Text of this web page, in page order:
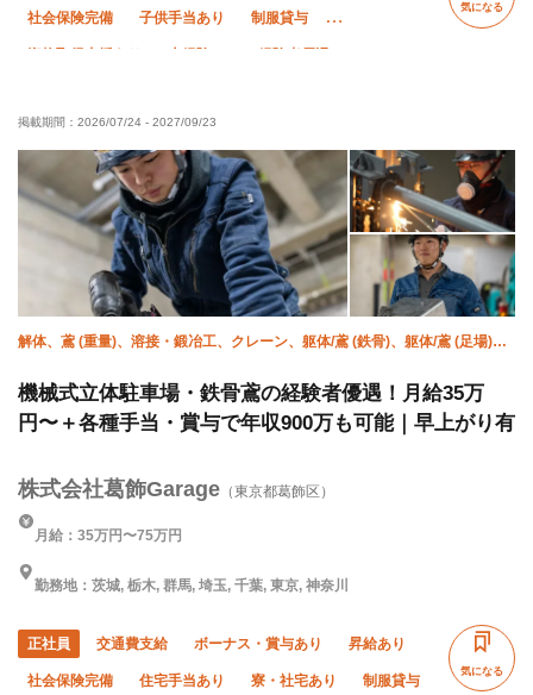
社会保険完備 子供手当あり 制服貸与
資格取得支援あり 未経験OK 経験者優遇
車・バイク通勤OK 転勤なし
気になる
掲載期間： 2026/07/24 - 2027/09/23
解体、鳶 (重量)、溶接・鍛冶工、クレーン、躯体/鳶 (鉄骨)、躯体/鳶 (足場)、
機械式立体駐車場・鉄骨鳶の経験者優遇！月給35万
円〜＋各種手当・賞与で年収900万も可能｜早上がり有
株式会社葛飾Garage （東京都葛飾区）
月給：35万円〜75万円
勤務地：茨城, 栃木, 群馬, 埼玉, 千葉, 東京, 神奈川
正社員 交通費支給 ボーナス・賞与あり 昇給あり
社会保険完備 住宅手当あり 寮・社宅あり 制服貸与
気になる